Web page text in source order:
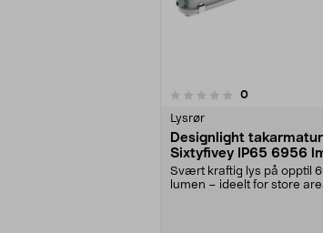
0anmeldelser
Lysrør
Designlight takarmatur
Sixtyfivey IP65 6956
1500 mm
Svært kraftig lys på opptil
lumen – ideelt for store